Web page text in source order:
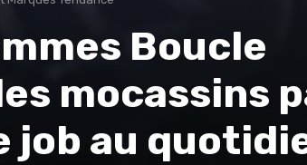
Boucle
mocassins
job au